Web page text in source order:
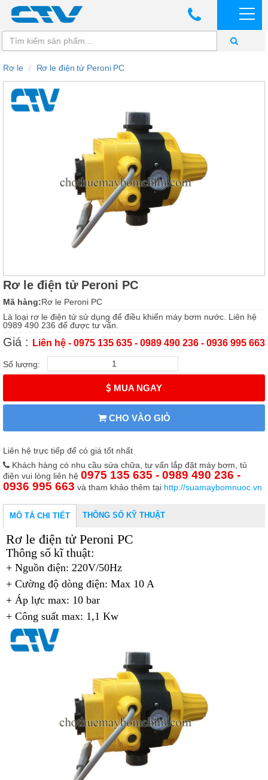
Rơ le Rơ le điện tử Peroni PC
Rơ le điện tử Peroni PC
Mã hàng:Rơ le Peroni PC
Là loại rơ le điện tử sử dụng để điều khiển máy bơm nước. Liên hệ
0989 490 236 để được tư vấn.
Giá : Liên hệ - 0975 135 635 - 0989 490 236 - 0936 995 663
Số lượng:
MUA NGAY
CHO VÀO GIỎ
Liên hệ trực tiếp để có giá tốt nhất
Khách hàng có nhu cầu sửa chữa, tư vấn lắp đặt máy bơm, tủ
điện vui lòng liên hệ 0975 135 635 - 0989 490 236 -
0936 995 663 và tham khảo thêm tại http://suamaybomnuoc.vn
MÔ TẢ CHI TIẾT THÔNG SỐ KỸ THUẬT
Rơ le điện tử Peroni PC
Thông số kĩ thuật:
+ Nguồn điện: 220V/50Hz
+ Cường độ dòng điện: Max 10 A
+ Áp lực max: 10 bar
+ Công suất max: 1,1 Kw